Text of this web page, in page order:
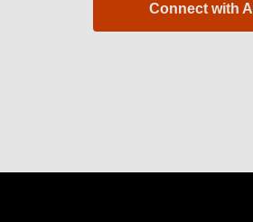
Connect with